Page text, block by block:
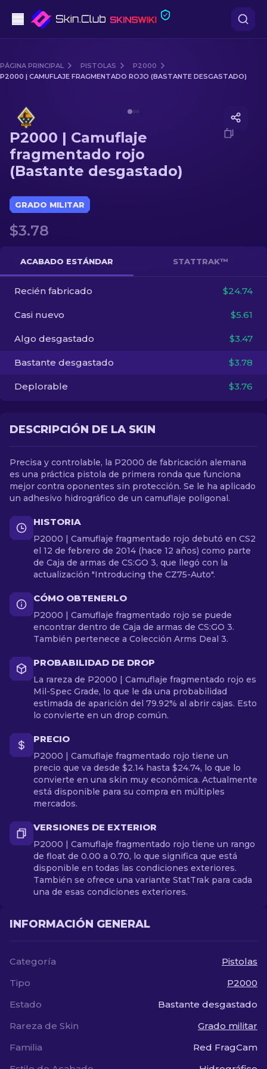
Gama media
Fusiles de Francotirador
Cuchillos
Guantes
Cajas
Otro
ES
PÁGINA PRINCIPAL PISTOLAS
P2000
P2000 | CAMUFLAJE FRAGMENTADO ROJO (BASTANTE DESGASTADO)
P2000 | Camuflaje
fragmentado rojo
(Bastante desgastado)
GRADO MILITAR
$3.78
ACABADO ESTÁNDAR STATTRAK™
Recién fabricado $24.74
Casi nuevo $5.61
Algo desgastado $3.47
Bastante desgastado $3.78
Deplorable $3.76
DESCRIPCIÓN DE LA SKIN
Precisa y controlable, la P2000 de fabricación alemana
es una práctica pistola de primera ronda que funciona
mejor contra oponentes sin protección. Se le ha aplicado
un adhesivo hidrográfico de un camuflaje poligonal.
HISTORIA
P2000 | Camuflaje fragmentado rojo debutó en CS2
el 12 de febrero de 2014 (hace 12 años) como parte
de Caja de armas de CS:GO 3, que llegó con la
actualización "Introducing the CZ75-Auto".
CÓMO OBTENERLO
P2000 | Camuflaje fragmentado rojo se puede
encontrar dentro de Caja de armas de CS:GO 3.
También pertenece a Colección Arms Deal 3.
PROBABILIDAD DE DROP
La rareza de P2000 | Camuflaje fragmentado rojo es
Mil-Spec Grade, lo que le da una probabilidad
estimada de aparición del 79.92% al abrir cajas. Esto
lo convierte en un drop común.
PRECIO
P2000 | Camuflaje fragmentado rojo tiene un
precio que va desde $2.14 hasta $24.74, lo que lo
convierte en una skin muy económica. Actualmente
está disponible para su compra en múltiples
mercados.
VERSIONES DE EXTERIOR
P2000 | Camuflaje fragmentado rojo tiene un rango
de float de 0.00 a 0.70, lo que significa que está
disponible en todas las condiciones exteriores.
También se ofrece una variante StatTrak para cada
una de esas condiciones exteriores.
INFORMACIÓN GENERAL
Categoría
Pistolas
Tipo
P2000
Estado
Bastante desgastado
Rareza de Skin
Grado militar
Familia
Red FragCam